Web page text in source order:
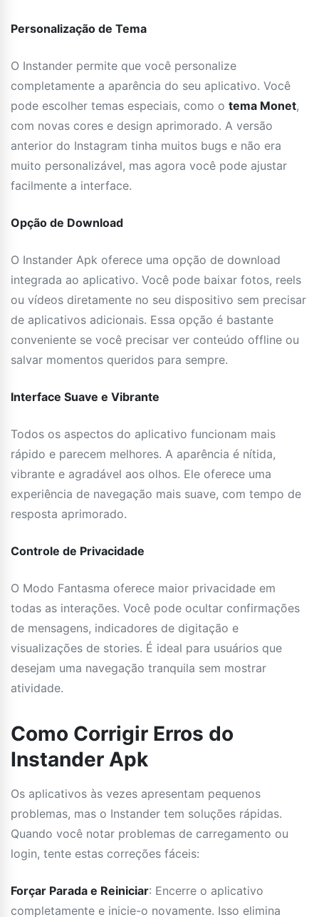
Personalização de Tema
O Instander permite que você personalize
completamente a aparência do seu aplicativo. Você
pode escolher temas especiais, como o tema Monet,
com novas cores e design aprimorado. A versão
anterior do Instagram tinha muitos bugs e não era
muito personalizável, mas agora você pode ajustar
facilmente a interface.
Opção de Download
O Instander Apk oferece uma opção de download
integrada ao aplicativo. Você pode baixar fotos, reels
ou vídeos diretamente no seu dispositivo sem precisar
de aplicativos adicionais. Essa opção é bastante
conveniente se você precisar ver conteúdo offline ou
salvar momentos queridos para sempre.
Interface Suave e Vibrante
Todos os aspectos do aplicativo funcionam mais
rápido e parecem melhores. A aparência é nítida,
vibrante e agradável aos olhos. Ele oferece uma
experiência de navegação mais suave, com tempo de
resposta aprimorado.
Controle de Privacidade
O Modo Fantasma oferece maior privacidade em
todas as interações. Você pode ocultar confirmações
de mensagens, indicadores de digitação e
visualizações de stories. É ideal para usuários que
desejam uma navegação tranquila sem mostrar
atividade.
Como Corrigir Erros do
Instander Apk
Os aplicativos às vezes apresentam pequenos
problemas, mas o Instander tem soluções rápidas.
Quando você notar problemas de carregamento ou
login, tente estas correções fáceis:
Forçar Parada e Reiniciar: Encerre o aplicativo
completamente e inicie-o novamente. Isso elimina